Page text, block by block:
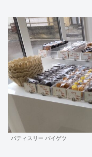
パティスリー バイゲツ